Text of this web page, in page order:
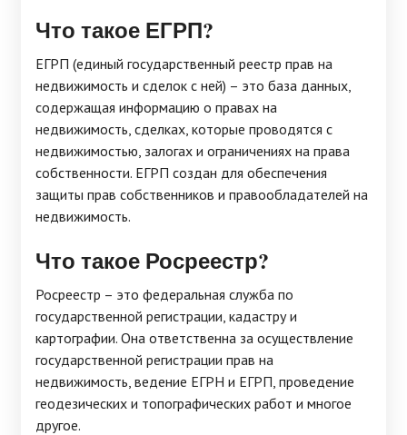
Что такое ЕГРП?
ЕГРП (единый государственный реестр прав на
недвижимость и сделок с ней) – это база данных,
содержащая информацию о правах на
недвижимость, сделках, которые проводятся с
недвижимостью, залогах и ограничениях на права
собственности. ЕГРП создан для обеспечения
защиты прав собственников и правообладателей на
недвижимость.
Что такое Росреестр?
Росреестр – это федеральная служба по
государственной регистрации, кадастру и
картографии. Она ответственна за осуществление
государственной регистрации прав на
недвижимость, ведение ЕГРН и ЕГРП, проведение
геодезических и топографических работ и многое
другое.